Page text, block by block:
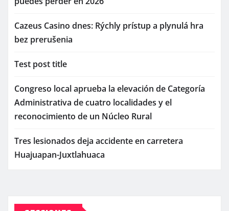
Cazeus Casino dnes: Rýchly prístup a plynulá hra
bez prerušenia
Test post title
Congreso local aprueba la elevación de Categoría
Administrativa de cuatro localidades y el
reconocimiento de un Núcleo Rural
Tres lesionados deja accidente en carretera
Huajuapan-Juxtlahuaca